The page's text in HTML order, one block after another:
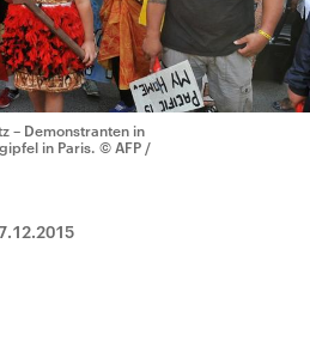
– Demonstranten in
in Paris. © AFP /